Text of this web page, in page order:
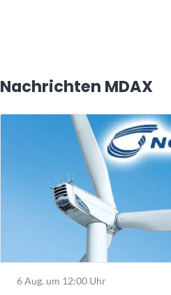
Nachrichten MDAX
6 Aug. um 12:00 Uhr